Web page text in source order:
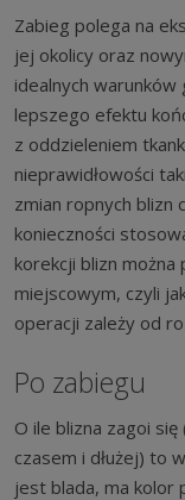
Zabieg polega na
jej okolicy oraz
idealnych warunków
lepszego efektu
z oddzieleniem
nieprawidłowości
zmian ropnych blizn
konieczności
korekcji blizn
miejscowym, czyli
operacji zależy od
Po zabiegu
O ile blizna zagoi
czasem i dłużej) to
jest blada, ma kolor